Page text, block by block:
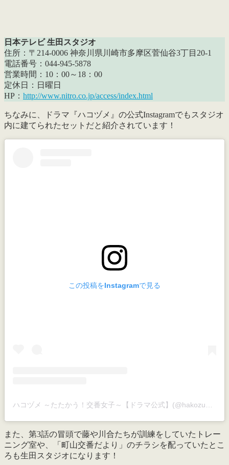
日本テレビ 生田スタジオ
住所：〒214-0006 神奈川県川崎市多摩区菅仙谷3丁目20-1
電話番号：044-945-5878
営業時間：10：00～18：00
定休日：日曜日
HP： http://www.nitro.co.jp/access/index.html
ちなみに、ドラマ『ハコヅメ』の公式Instagramでもスタジオ
内に建てられたセットだと紹介されています！
この投稿をInstagramで見る
ハコヅメ ～たたかう！交番女子～【ドラマ公式】(@hakozume_ntv)がシェアした投稿
また、第3話の冒頭で藤や川合たちが訓練をしていたトレー
ニング室や、「町山交番だより」のチラシを配っていたとこ
ろも生田スタジオになります！